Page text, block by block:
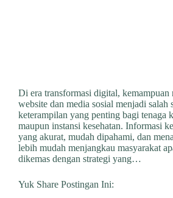
Di era transformasi digital, kemampuan
website dan media sosial menjadi salah
keterampilan yang penting bagi tenaga
maupun instansi kesehatan. Informasi
yang akurat, mudah dipahami, dan
lebih mudah menjangkau masyarakat
dikemas dengan strategi yang…
Yuk Share Postingan Ini: